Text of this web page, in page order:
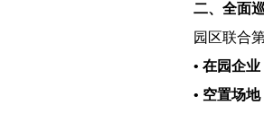
二、全面
园区联合
• 在园企业
• 空置场地